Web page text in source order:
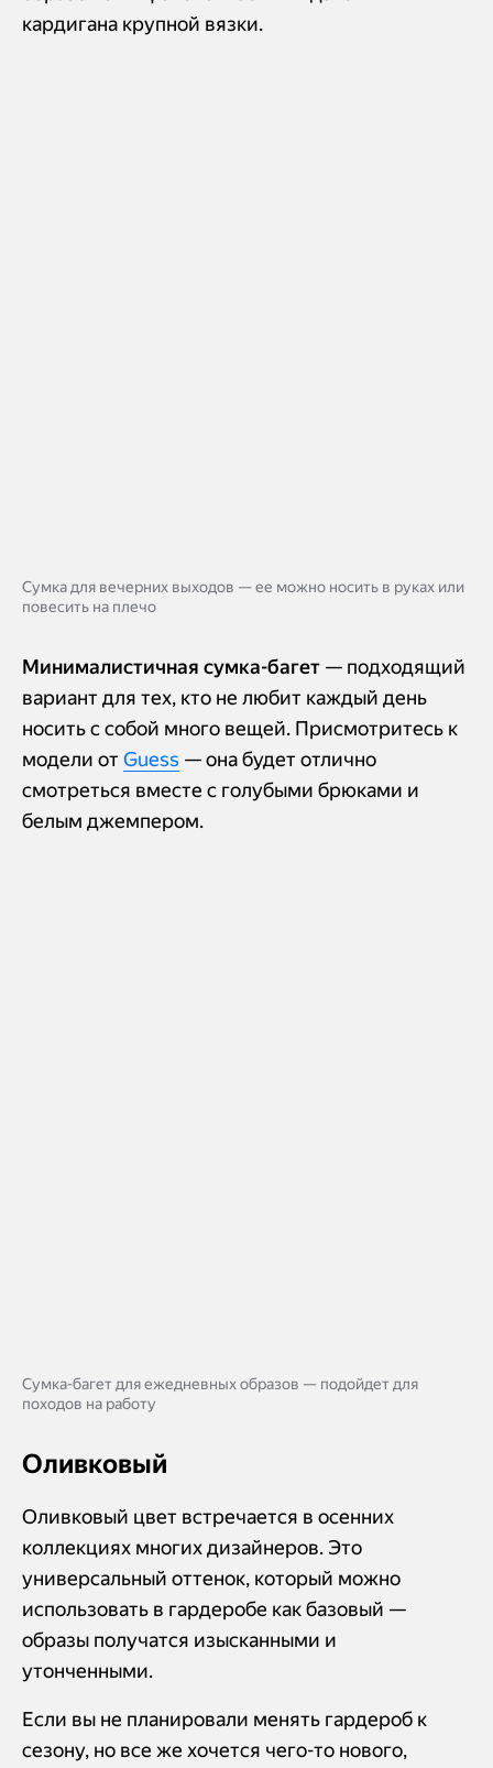
кардигана крупной вязки.
Сумка для вечерних выходов — ее можно носить в руках или
повесить на плечо
Минималистичная сумка-багет — подходящий
вариант для тех, кто не любит каждый день
носить с собой много вещей. Присмотритесь к
модели от Guess — она будет отлично
смотреться вместе с голубыми брюками и
белым джемпером.
Сумка-багет для ежедневных образов — подойдет для
походов на работу
Оливковый
Оливковый цвет встречается в осенних
коллекциях многих дизайнеров. Это
универсальный оттенок, который можно
использовать в гардеробе как базовый —
образы получатся изысканными и
утонченными.
Если вы не планировали менять гардероб к
сезону, но все же хочется чего-то нового,